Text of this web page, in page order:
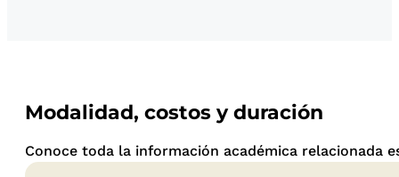
Modalidad, costos y duración
Conoce toda la información académica relacionada